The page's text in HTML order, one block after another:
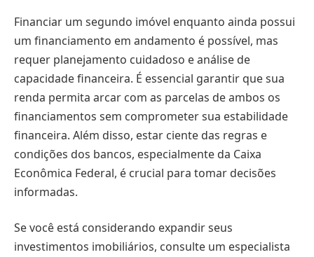
Financiar um segundo imóvel enquanto ainda possui
um financiamento em andamento é possível, mas
requer planejamento cuidadoso e análise de
capacidade financeira. É essencial garantir que sua
renda permita arcar com as parcelas de ambos os
financiamentos sem comprometer sua estabilidade
financeira. Além disso, estar ciente das regras e
condições dos bancos, especialmente da Caixa
Econômica Federal, é crucial para tomar decisões
informadas.
Se você está considerando expandir seus
investimentos imobiliários, consulte um especialista